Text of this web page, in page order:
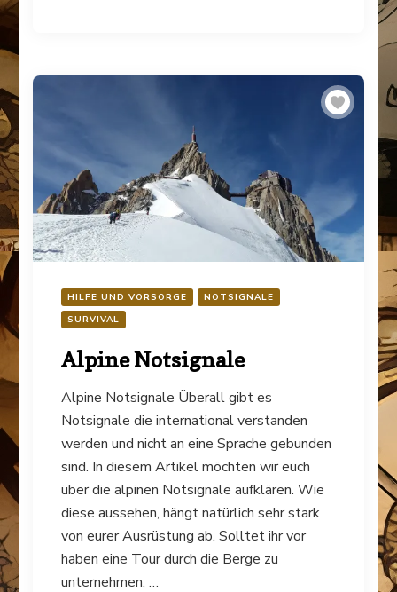
HILFE UND VORSORGE
NOTSIGNALE
SURVIVAL
Alpine Notsignale
Alpine Notsignale Überall gibt es
Notsignale die international verstanden
werden und nicht an eine Sprache gebunden
sind. In diesem Artikel möchten wir euch
über die alpinen Notsignale aufklären. Wie
diese aussehen, hängt natürlich sehr stark
von eurer Ausrüstung ab. Solltet ihr vor
haben eine Tour durch die Berge zu
unternehmen, …